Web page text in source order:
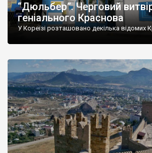
“Дюльбер”. Черговий
геніального Краснова
У Кореїзі розташовано декілька відомих